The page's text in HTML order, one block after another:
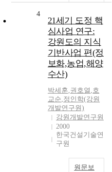
4
21세기 도정 핵
심사업 연구:
강원도의 지식
기반사업 편(정
보화,농업,해양
수산)
박세훈,권호열 ,호
교순,정인학(강원
개발연구원)
강원개발연구원
2000
한국건설기술연
구원
원문보